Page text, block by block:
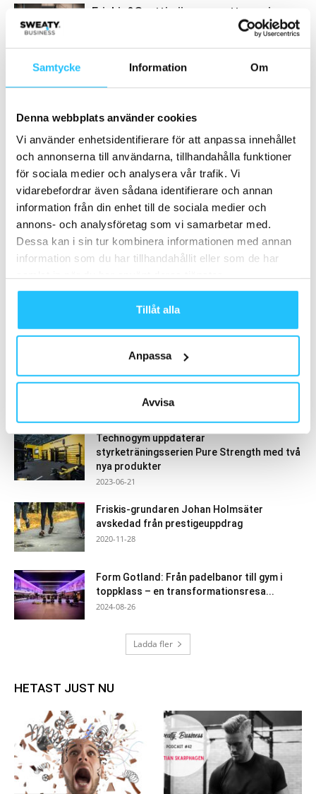
Samtycke Information Om
Denna webbplats använder cookies
Vi använder enhetsidentifierare för att anpassa innehållet
och annonserna till användarna, tillhandahålla funktioner
för sociala medier och analysera vår trafik. Vi
vidarebefordrar även sådana identifierare och annan
information från din enhet till de sociala medier och
annons- och analysföretag som vi samarbetar med.
Dessa kan i sin tur kombinera informationen med annan
information som du har tillhandahållit eller som de har
Tillåt alla
Anpassa
Avvisa
Friskis&Svettis öppnar nytt gym i
Business
Friskis Göteborg söker
anläggningschef
Samarbete
MEST POPULÄRA
och wellnesskonsumenter driver tillväxten
Technogym uppdaterar
styrketräningsserien Pure Strength med två
nya produkter
2023-06-21
Friskis-grundaren Johan Holmsäter
avskedad från prestigeuppdrag
2020-11-28
Form Gotland: Från padelbanor till gym i
toppklass – en transformationsresa...
2024-08-26
Ladda fler
HETAST JUST NU